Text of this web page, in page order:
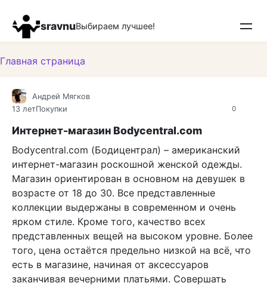
контенту
sravnuВыбираем лучшее!
Главная страница
0
Андрей Мягков
13 летПокупки
Интернет-магазин Bodycentral.com
Bodycentral.com (Бодицентрал) – американский
интернет-магазин роскошной женской одежды.
Магазин ориентирован в основном на девушек в
возрасте от 18 до 30. Все представленные
коллекции выдержаны в современном и очень
ярком стиле. Кроме того, качество всех
представленных вещей на высоком уровне. Более
того, цена остаётся предельно низкой на всё, что
есть в магазине, начиная от аксессуаров
заканчивая вечерними платьями. Совершать